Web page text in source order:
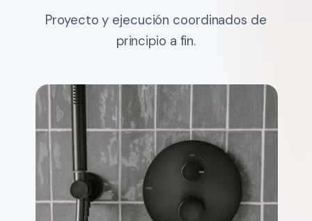
Proyecto y ejecución coordinados de
principio a fin.